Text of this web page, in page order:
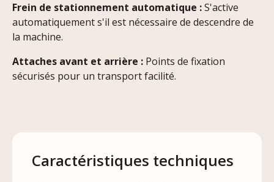
Frein de stationnement automatique :S'active
automatiquement s'il est nécessaire de descendre de
la machine.
Attaches avant et arrière : Points de fixation
sécurisés pour un transport facilité.
Caractéristiques techniques